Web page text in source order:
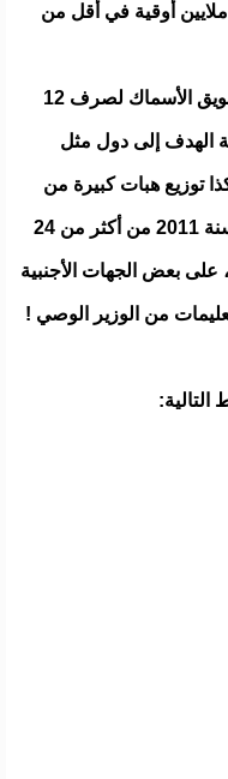
مئة ألف، وأنفقت على إصلاحها قرابة 3 ملايين أوقية في أقل من
إضافة إلى تبرير الشركة الموريتانية لتسويق الأسماك لصرف 12
الهدف إلى دول مثل
توزيع هبات كبيرة من
الأسماك كـ"إكراميات" ارتفعت قيمتها سنة 2011 من أكثر من 24
مليونا إلى أكثر من 81 مليوناً سنة 2012، على بعض الجهات الأجنبية
من الوزير الوصي !